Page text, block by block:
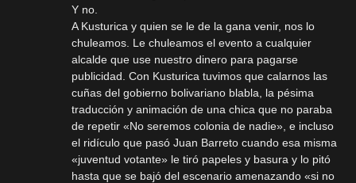
Y no.
A Kusturica y quien se le de la gana venir, nos lo
chuleamos. Le chuleamos el evento a cualquier
alcalde que use nuestro dinero para pagarse
publicidad. Con Kusturica tuvimos que calarnos las
cuñas del gobierno bolivariano blabla, la pésima
traducción y animación de una chica que no paraba
de repetir «No seremos colonia de nadie», e incluso
el ridículo que pasó Juan Barreto cuando esa misma
«juventud votante» le tiró papeles y basura y lo pitó
hasta que se bajó del escenario amenazando «si no